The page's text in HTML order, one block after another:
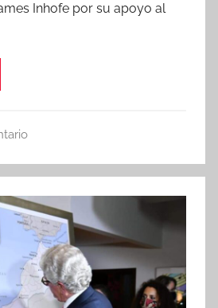
Inhofe por su apoyo al